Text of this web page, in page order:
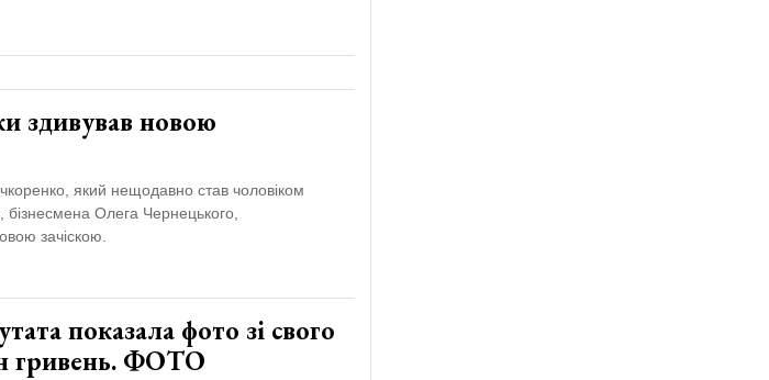
здивував новою
який нещодавно став чоловіком
бізнесмена Олега Чернецького,
зачіскою.
показала фото зі свого
гривень. ФОТО